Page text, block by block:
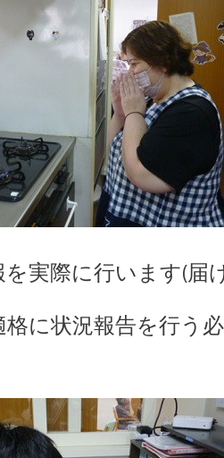
を実際に行います(届
格に状況報告を行う